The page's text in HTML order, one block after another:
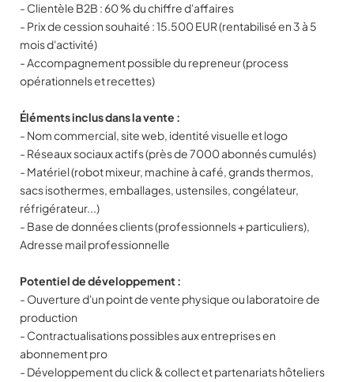
- Clientèle B2B : 60 % du chiffre d'affaires
- Prix de cession souhaité : 15.500 EUR (rentabilisé en 3 à 5
mois d'activité)
- Accompagnement possible du repreneur (process
opérationnels et recettes)
Éléments inclus dans la vente :
- Nom commercial, site web, identité visuelle et logo
- Réseaux sociaux actifs (près de 7000 abonnés cumulés)
- Matériel (robot mixeur, machine à café, grands thermos,
sacs isothermes, emballages, ustensiles, congélateur,
réfrigérateur...)
- Base de données clients (professionnels + particuliers),
Adresse mail professionnelle
Potentiel de développement :
- Ouverture d'un point de vente physique ou laboratoire de
production
- Contractualisations possibles aux entreprises en
abonnement pro
- Développement du click & collect et partenariats hôteliers